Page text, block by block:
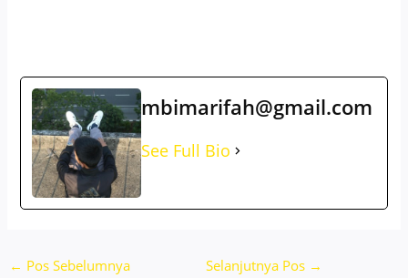
mbimarifah@gmail.com
See Full Bio
← Pos Sebelumnya Selanjutnya Pos →